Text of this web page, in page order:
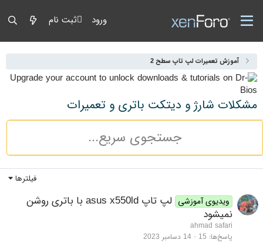
ورود ثبت نام
آموزش تعمیرات لپ تاپ سطح 2
مشکلات شارژ و دیتکت باتری و تعمیرات
فیلترها
ویدیوی آموزشی
لپ تاپ asus x550ld با باتری روشن
نمیشود
ahmad safari
پاسخ‌ها 15 14 دسامبر 2023